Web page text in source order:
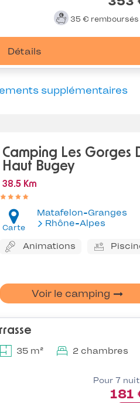
35 € remboursés
Détails
supplémentaires
Camping Les Gorges
Haut Bugey
38.5 Km
Carte
Matafelon-Granges
Rhône-Alpes
Animations
Voir le camping
35 m² 2 chambres
Pour 7
181